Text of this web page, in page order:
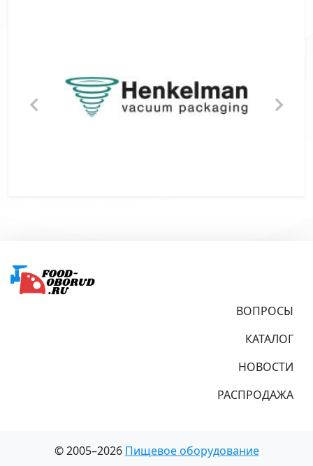
ВОПРОСЫ
КАТАЛОГ
НОВОСТИ
РАСПРОДАЖА
© 2005–2026 Пищевое оборудование